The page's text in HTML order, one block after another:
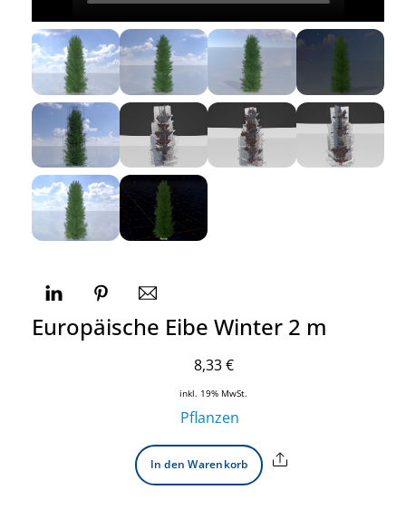
Europäische Eibe Winter 2 m
8,33€
inkl. 19% MwSt.
Pflanzen
In den Warenkorb Share